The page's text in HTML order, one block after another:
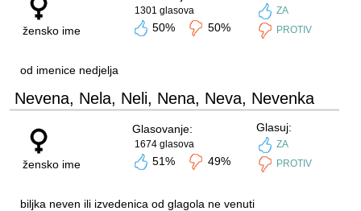
žensko ime
1301 glasova
50% 50%
ZA
PROTIV
od imenice nedjelja
Nevena, Nela, Neli, Nena, Neva, Nevenka
žensko ime
Glasovanje:
1674 glasova
51% 49%
Glasuj:
ZA
PROTIV
biljka neven ili izvedenica od glagola ne venuti